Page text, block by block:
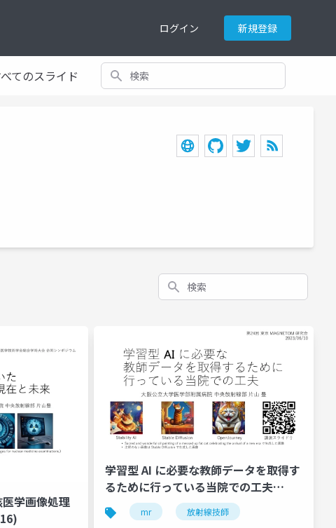
ログイン 新規登録
てのスライド 検索
検索
学画像処理
学習型 AI に必要な教師データを取得す
るために行っている当院での工夫
(2023/06/10)
mr 放射線技師